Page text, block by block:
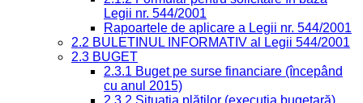
Legii nr. 544/2001
Rapoartele de aplicare a Legii nr. 544/2001
2.2 BULETINUL INFORMATIV al Legii 544/2001
2.3 BUGET
2.3.1 Buget pe surse financiare (începând
cu anul 2015)
2.3.2 Situația plăților (execuția bugetară)